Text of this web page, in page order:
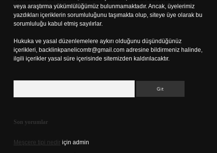
veya araştırma yükümlülüğümüz bulunmamaktadır. Ancak, üyelerimiz
yazdıkları içeriklerin sorumluluğunu taşımakta olup, siteye üye olarak bu
sorumluluğu kabul etmiş sayılırlar.
Hukuka ve yasal düzenlemelere aykırı olduğunu düşündüğünüz
içerikleri, backlinkpanelicomtr@gmail.com adresine bildirmeniz halinde,
ilgili içerikler yasal süre içerisinde sitemizden kaldırılacaktır.
Son yorumlar
Meşcere tipi nedir için admin